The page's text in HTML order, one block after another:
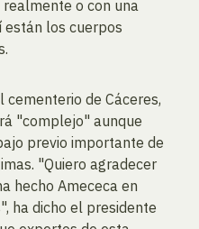
o con una
están los cuerpos
de Cáceres,
"complejo" aunque
previo importante de
"Quiero agradecer
hecho Amececa en
ha dicho el presidente